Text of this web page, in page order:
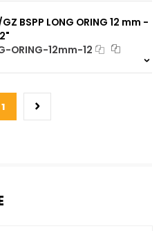
BSPP LONG ORING 12 mm -
ORING-12mm-12
Dostępny na zamówienie. Zapytaj o
1